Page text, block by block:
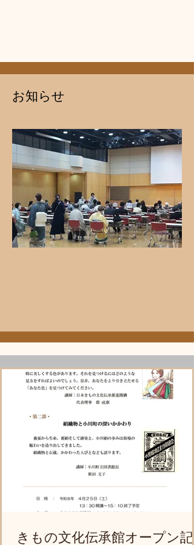
​お知らせ
きもの文化伝承館オープン記